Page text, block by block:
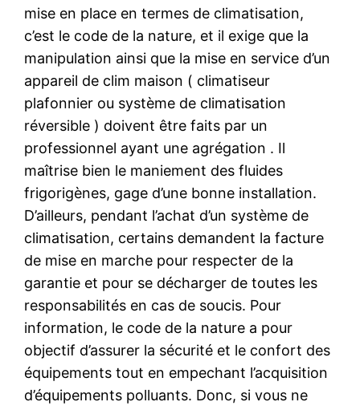
mise en place en termes de climatisation,
c’est le code de la nature, et il exige que la
manipulation ainsi que la mise en service d’un
appareil de clim maison ( climatiseur
plafonnier ou système de climatisation
réversible ) doivent être faits par un
professionnel ayant une agrégation . Il
maîtrise bien le maniement des fluides
frigorigènes, gage d’une bonne installation.
D’ailleurs, pendant l’achat d’un système de
climatisation, certains demandent la facture
de mise en marche pour respecter de la
garantie et pour se décharger de toutes les
responsabilités en cas de soucis. Pour
information, le code de la nature a pour
objectif d’assurer la sécurité et le confort des
équipements tout en empechant l’acquisition
d’équipements polluants. Donc, si vous ne